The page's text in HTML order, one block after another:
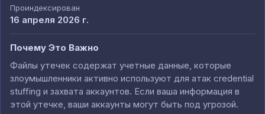
Проиндексирован
16 апреля 2026 г.
Почему Это Важно
Файлы утечек содержат учетные данные, которые
злоумышленники активно используют для атак credential
stuffing и захвата аккаунтов. Если ваша информация в
этой утечке, ваши аккаунты могут быть под угрозой.